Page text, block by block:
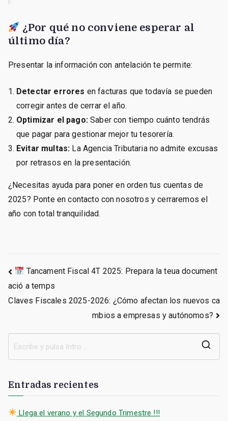
¿Por qué no conviene esperar al
último día?
Presentar la información con antelación te permite:
Detectar errores en facturas que todavía se pueden
corregir antes de cerrar el año.
Optimizar el pago:Saber con tiempo cuánto tendrás
que pagar para gestionar mejor tu tesorería.
Evitar multas: La Agencia Tributaria no admite excusas
por retrasos en la presentación.
¿Necesitas ayuda para poner en orden tus cuentas de
2025? Ponte en contacto con nosotros y cerraremos el
año con total tranquilidad.
Navegación
de
Tancament Fiscal 4T 2025: Prepara la teua document
ació a temps
Claves Fiscales 2025-2026: ¿Cómo afectan los nuevos ca
mbios a empresas y autónomos?
Entradas recientes
Llega el verano y el Segundo Trimestre !!!